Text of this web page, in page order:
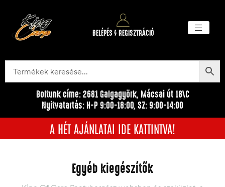
BELÉPÉS / REGISZTRÁCIÓ
Boltunk címe: 2681 Galgagyörk, Mácsai út 18\C
Nyitvatartás: H-P 9:00-18:00, SZ: 9:00-14:00
A HÉT AJÁNLATAI IDE KATTINTVA!
Egyéb kiegészítők